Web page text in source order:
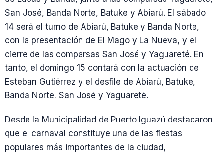
San José, Banda Norte, Batuke y Abiarú. El sábado
14 será el turno de Abiarú, Batuke y Banda Norte,
con la presentación de El Mago y La Nueva, y el
cierre de las comparsas San José y Yaguareté. En
tanto, el domingo 15 contará con la actuación de
Esteban Gutiérrez y el desfile de Abiarú, Batuke,
Banda Norte, San José y Yaguareté.
Desde la Municipalidad de Puerto Iguazú destacaron
que el carnaval constituye una de las fiestas
populares más importantes de la ciudad,